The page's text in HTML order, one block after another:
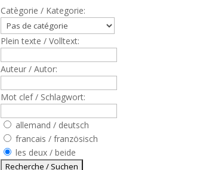
Catègorie / Kategorie:
Plein texte / Volltext:
Auteur / Autor:
Mot clef / Schlagwort:
allemand / deutsch
francais / französisch
les deux / beide